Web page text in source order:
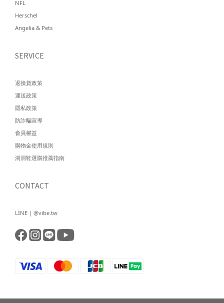
NFL
Herschel
Angelia & Pets
SERVICE
退換貨政策
運送政策
隱私政策
防詐騙宣導
會員權益
購物金使用規則
洞洞鞋選購推薦指南
CONTACT
LINE | @vibe.tw